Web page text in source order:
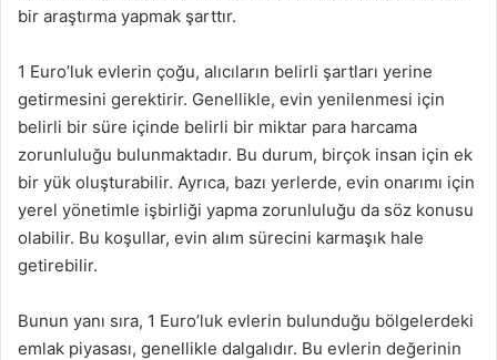
bir araştırma yapmak şarttır.
1 Euro’luk evlerin çoğu, alıcıların belirli şartları yerine
getirmesini gerektirir. Genellikle, evin yenilenmesi için
belirli bir süre içinde belirli bir miktar para harcama
zorunluluğu bulunmaktadır. Bu durum, birçok insan için ek
bir yük oluşturabilir. Ayrıca, bazı yerlerde, evin onarımı için
yerel yönetimle işbirliği yapma zorunluluğu da söz konusu
olabilir. Bu koşullar, evin alım sürecini karmaşık hale
getirebilir.
Bunun yanı sıra, 1 Euro’luk evlerin bulunduğu bölgelerdeki
emlak piyasası, genellikle dalgalıdır. Bu evlerin değerinin